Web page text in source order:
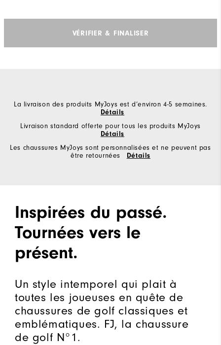
VÉRIFIER & FINALISER
La livraison des produits MyJoys est d’environ 4-5 semaines.
Détails
Livraison standard offerte pour tous les produits MyJoys
Détails
Les chaussures MyJoys sont personnalisées et ne peuvent pas
être retournées
Détails
Inspirées du passé.
Tournées vers le
présent.
Un style intemporel qui plait à
toutes les joueuses en quête de
chaussures de golf classiques et
emblématiques. FJ, la chaussure
de golf N°1.